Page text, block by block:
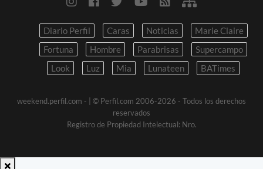
Diario Perfil Caras Noticias
Marie Claire
Fortuna
Hombre Parabrisas
Supercampo
Look
Luz Mia Lunateen BATimes
weekend.perfil.com - | © Perfil.com 2006-2026 - Todos los derechos
reservados
Registro de Propiedad Intelectual: Nro.